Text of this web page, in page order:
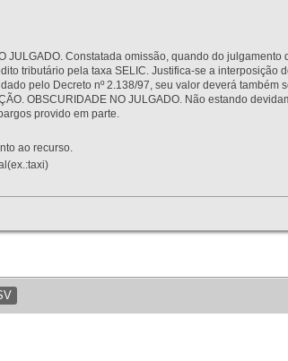
JULGADO. Constatada omissão, quando do
tributário pela taxa SELIC. Justifica-se a interposição
pelo Decreto nº 2.138/97, seu valor deverá também
OBSCURIDADE NO JULGADO. Não estando
provido em parte.
ao recurso.